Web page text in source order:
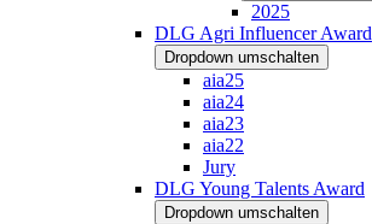
2025
DLG Agri Influencer Award
Dropdown umschalten
aia25
aia24
aia23
aia22
Jury
DLG Young Talents Award
Dropdown umschalten